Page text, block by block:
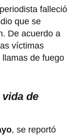
falleció
que se
De acuerdo a
víctimas
de fuego
de
, se reportó